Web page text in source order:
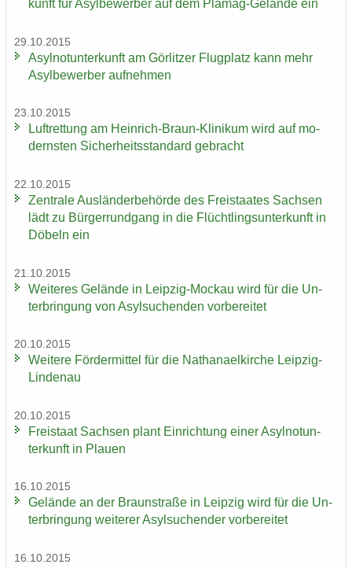
kunft für Asyl­be­wer­ber auf dem Plamag-​Gelände ein
29.10.2015
Asyl­not­un­ter­kunft am Gör­lit­zer Flug­platz kann mehr
Asyl­be­wer­ber auf­neh­men
23.10.2015
Luft­ret­tung am Heinrich-​Braun-Klinikum wird auf mo­
derns­ten Si­cher­heits­stan­dard ge­bracht
22.10.2015
Zen­tra­le Aus­län­der­be­hör­de des Frei­staa­tes Sach­sen
lädt zu Bür­ger­rund­gang in die Flücht­lings­un­ter­kunft in
Dö­beln ein
21.10.2015
Wei­te­res Ge­län­de in Leipzig-​Mockau wird für die Un­
ter­brin­gung von Asyl­su­chen­den vor­be­rei­tet
20.10.2015
Wei­te­re För­der­mit­tel für die Na­tha­nael­kir­che Leipzig-​
Lindenau
20.10.2015
Frei­staat Sach­sen plant Ein­rich­tung einer Asyl­not­un­
ter­kunft in Plau­en
16.10.2015
Ge­län­de an der Braun­stra­ße in Leip­zig wird für die Un­
ter­brin­gung wei­te­rer Asyl­su­chen­der vor­be­rei­tet
16.10.2015